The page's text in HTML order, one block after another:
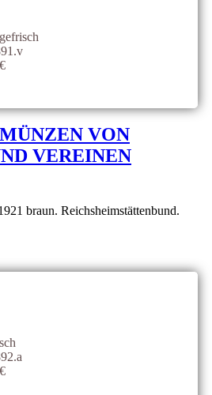
VON
VEREINEN
braun. Reichsheimstättenbund.